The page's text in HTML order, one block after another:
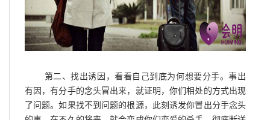
第二、找出诱因，看看自己到底为何想要分手。事出
有因，有分手的念头冒出来，就证明，你们相处的方式出现
了问题。如果找不到问题的根源，此刻诱发你冒出分手念头